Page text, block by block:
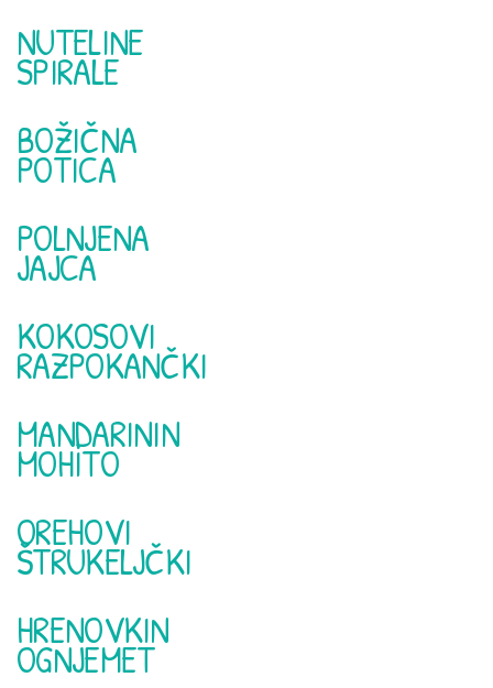
NUTELINE
SPIRALE
BOŽIČNA
POTICA
POLNJENA
JAJCA
KOKOSOVI
RAZPOKANČKI
MANDARININ
MOHITO
OREHOVI
ŠTRUKELJČKI
HRENOVKIN
OGNJEMET